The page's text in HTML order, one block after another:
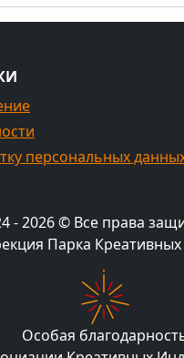
персональных
- 2026 © Все права
Парка
Особая